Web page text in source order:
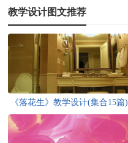
教学设计图文推荐
《落花生》教学设计(集合15篇)